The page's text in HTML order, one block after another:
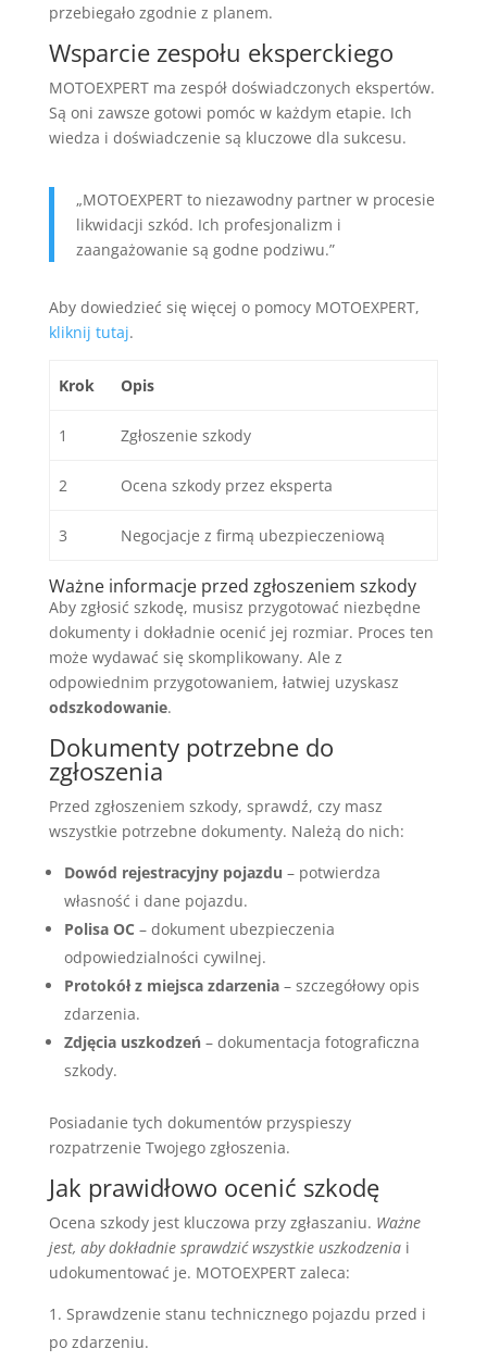
przebiegało zgodnie z planem.
Wsparcie zespołu eksperckiego
MOTOEXPERT ma zespół doświadczonych ekspertów.
Są oni zawsze gotowi pomóc w każdym etapie. Ich
wiedza i doświadczenie są kluczowe dla sukcesu.
„MOTOEXPERT to niezawodny partner w procesie
likwidacji szkód. Ich profesjonalizm i
zaangażowanie są godne podziwu.”
Aby dowiedzieć się więcej o pomocy MOTOEXPERT,
kliknij tutaj.
Krok Opis
1 Zgłoszenie szkody
2 Ocena szkody przez eksperta
3 Negocjacje z firmą ubezpieczeniową
Ważne informacje przed zgłoszeniem szkody
Aby zgłosić szkodę, musisz przygotować niezbędne
dokumenty i dokładnie ocenić jej rozmiar. Proces ten
może wydawać się skomplikowany. Ale z
odpowiednim przygotowaniem, łatwiej uzyskasz
odszkodowanie.
Dokumenty potrzebne do
zgłoszenia
Przed zgłoszeniem szkody, sprawdź, czy masz
wszystkie potrzebne dokumenty. Należą do nich:
Dowód rejestracyjny pojazdu – potwierdza
własność i dane pojazdu.
Polisa OC – dokument ubezpieczenia
odpowiedzialności cywilnej.
Protokół z miejsca zdarzenia– szczegółowy opis
zdarzenia.
Zdjęcia uszkodzeń– dokumentacja fotograficzna
szkody.
Posiadanie tych dokumentów przyspieszy
rozpatrzenie Twojego zgłoszenia.
Jak prawidłowo ocenić szkodę
Ocena szkody jest kluczowa przy zgłaszaniu. Ważne
jest, aby dokładnie sprawdzić wszystkie uszkodzeniai
udokumentować je. MOTOEXPERT zaleca:
Sprawdzenie stanu technicznego pojazdu przed i
po zdarzeniu.